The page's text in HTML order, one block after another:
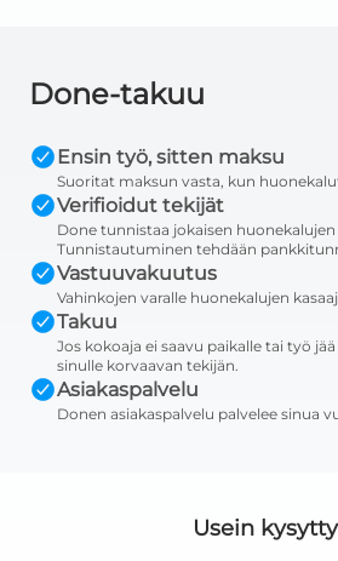
Done-takuu
Ensin työ, sitten maksu
Suoritat maksun vasta, kun
Verifioidut tekijät
Done tunnistaa jokaisen
Tunnistautuminen tehdään
Vastuuvakuutus
Vahinkojen varalle huonekalujen
Takuu
Jos kokoaja ei saavu paikalle tai työ
sinulle korvaavan tekijän.
Asiakaspalvelu
Donen asiakaspalvelu palvelee sinua
Usein